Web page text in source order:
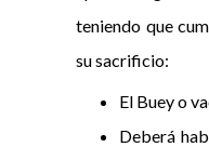
teniendo que
su sacrificio:
El Buey o
Deberá